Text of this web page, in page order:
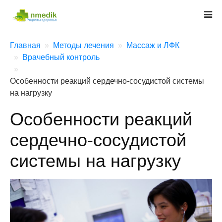
Главная Методы лечения
Массаж и ЛФК
Врачебный контроль
Особенности реакций сердечно-сосудистой системы
на нагрузку
Особенности реакций
сердечно-сосудистой
системы на нагрузку